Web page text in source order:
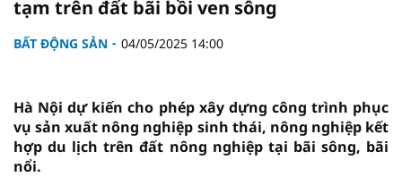
tạm trên đất bãi bồi ven sông
BẤT ĐỘNG SẢN 04/05/2025 14:00
Hà Nội dự kiến cho phép xây dựng công trình phục
vụ sản xuất nông nghiệp sinh thái, nông nghiệp kết
hợp du lịch trên đất nông nghiệp tại bãi sông, bãi
nổi.